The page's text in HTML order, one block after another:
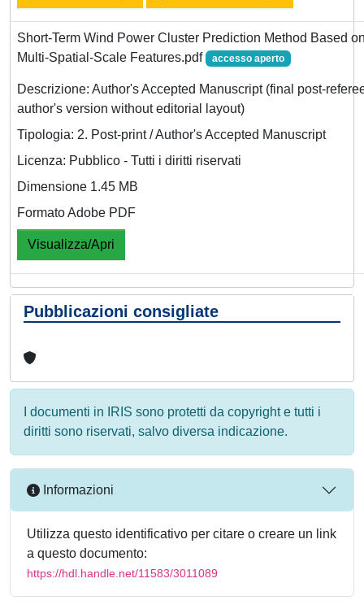
Short-Term Wind Power Cluster Prediction Method Based
Multi-Spatial-Scale Features.pdf
accesso aperto
Descrizione: Author's Accepted Manuscript (final post-
author's version without editorial layout)
Tipologia: 2. Post-print / Author's Accepted Manuscript
Licenza: Pubblico - Tutti i diritti riservati
Dimensione 1.45 MB
Formato Adobe PDF
Visualizza/Apri
Pubblicazioni consigliate
I documenti in IRIS sono protetti da copyright e tutti i
diritti sono riservati, salvo diversa indicazione.
Informazioni
Utilizza questo identificativo per citare o creare un link
a questo documento:
https://hdl.handle.net/11583/3011089